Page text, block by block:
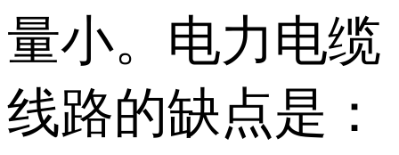
量小。电力电缆
线路的缺点是：